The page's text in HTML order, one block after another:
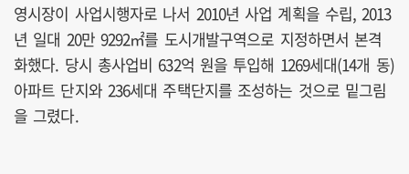
영시장이 사업시행자로 나서 2010년 사업 계획을 수립, 2013
년 일대 20만 9292㎡를 도시개발구역으로 지정하면서 본격
화했다. 당시 총사업비 632억 원을 투입해 1269세대(14개 동)
아파트 단지와 236세대 주택단지를 조성하는 것으로 밑그림
을 그렸다.